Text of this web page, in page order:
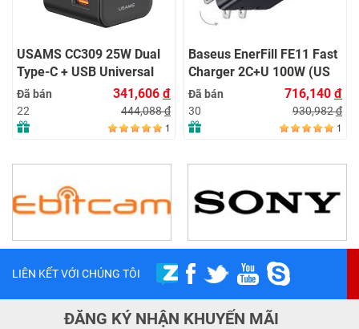
USAMS CC309 25W Dual
Type-C + USB Universal
Travel
Charger(US/AU/UK/EU) –
Black (USM140-AK-BK)
Đã bán
22
341,606 đ
444,088đ
1
Baseus EnerFill FE11 Fast
Charger 2C+U 100W (US
Plug) – BLACK
Đã bán
30
716,140 đ
930,982đ
1
LIÊN KẾT VỚI CHÚNG TÔI
ĐĂNG KÝ NHẬN KHUYẾN MÃI